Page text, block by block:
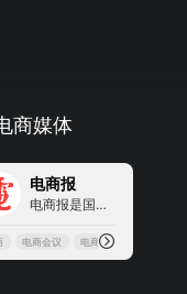
商媒体
电商报
电商报是国内最具影响力的电子商务媒体和电子商务专业研究机构之一，关注并24小时播报B2B、B2C、C2C、外贸、移动电商等电商领域最新动态，揭示电子商务行业发展趋势和热点话题。
电商会议 电商媒体